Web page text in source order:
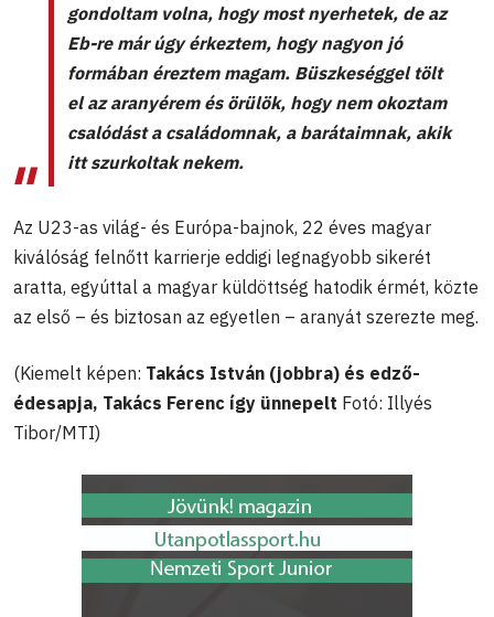
gondoltam volna, hogy most nyerhetek, de az
Eb-re már úgy érkeztem, hogy nagyon jó
formában éreztem magam. Büszkeséggel tölt
el az aranyérem és örülök, hogy nem okoztam
csalódást a családomnak, a barátaimnak, akik
itt szurkoltak nekem.
Az U23-as világ- és Európa-bajnok, 22 éves magyar
kiválóság felnőtt karrierje eddigi legnagyobb sikerét
aratta, egyúttal a magyar küldöttség hatodik érmét, közte
az első – és biztosan az egyetlen – aranyát szerezte meg.
(Kiemelt képen: Takács István (jobbra) és edző-
édesapja, Takács Ferenc így ünnepelt Fotó: Illyés
Tibor/MTI)